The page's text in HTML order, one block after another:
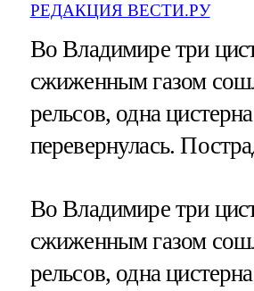
РЕДАКЦИЯ ВЕСТИ.РУ
Во Владимире три
сжиженным газом
рельсов, одна цистерна
перевернулась.
Во Владимире три
сжиженным газом
рельсов, одна цистерна